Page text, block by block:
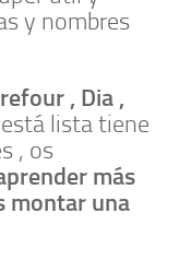
y nombres
, Dia ,
lista tiene
, os
más
montar una